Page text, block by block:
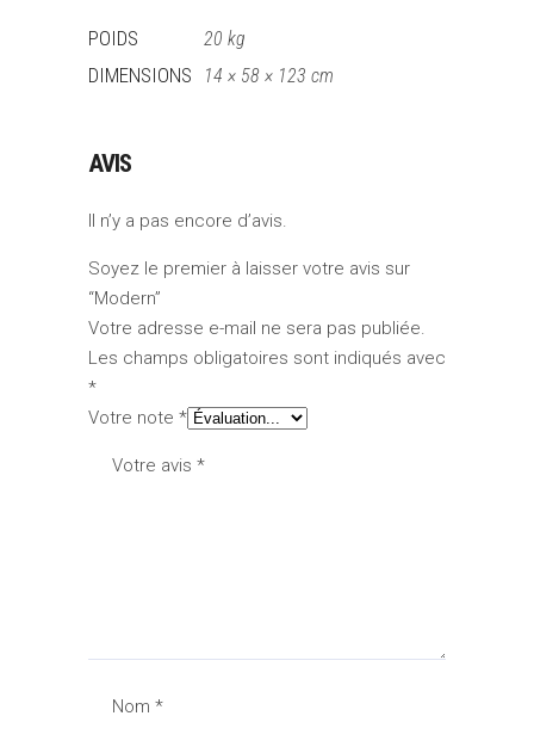
POIDS 20 kg
DIMENSIONS 14 × 58 × 123 cm
AVIS
Il n’y a pas encore d’avis.
Soyez le premier à laisser votre avis sur
“Modern”
Votre adresse e-mail ne sera pas publiée.
Les champs obligatoires sont indiqués avec
*
Votre note *
Votre avis *
Nom *